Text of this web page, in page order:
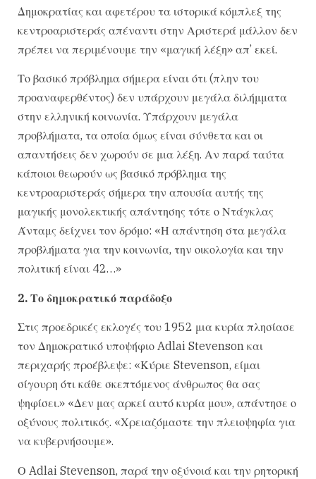
Δημοκρατίας και αφετέρου τα ιστορικά κόμπλεξ της
κεντροαριστεράς απέναντι στην Αριστερά μάλλον δεν
πρέπει να περιμένουμε την «μαγική λέξη» απ’ εκεί.
Το βασικό πρόβλημα σήμερα είναι ότι (πλην του
προαναφερθέντος) δεν υπάρχουν μεγάλα διλήμματα
στην ελληνική κοινωνία. Υπάρχουν μεγάλα
προβλήματα, τα οποία όμως είναι σύνθετα και οι
απαντήσεις δεν χωρούν σε μια λέξη. Αν παρά ταύτα
κάποιοι θεωρούν ως βασικό πρόβλημα της
κεντροαριστεράς σήμερα την απουσία αυτής της
μαγικής μονολεκτικής απάντησης τότε ο Ντάγκλας
Άνταμς δείχνει τον δρόμο: «Η απάντηση στα μεγάλα
προβλήματα για την κοινωνία, την οικολογία και την
πολιτική είναι 42…»
2. Το δημοκρατικό παράδοξο
Στις προεδρικές εκλογές του 1952 μια κυρία πλησίασε
τον Δημοκρατικό υποψήφιο Adlai Stevenson και
περιχαρής προέβλεψε: «Κύριε Stevenson, είμαι
σίγουρη ότι κάθε σκεπτόμενος άνθρωπος θα σας
ψηφίσει.» «Δεν μας αρκεί αυτό κυρία μου», απάντησε ο
οξύνους πολιτικός. «Χρειαζόμαστε την πλειοψηφία για
να κυβερνήσουμε».
Ο Adlai Stevenson, παρά την οξύνοιά και την ρητορική